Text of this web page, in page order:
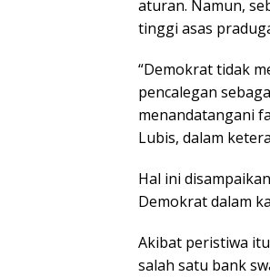
aturan. Namun,
tinggi asas
“Demokrat tidak
pencalegan
menandatangani
Lubis, dalam
Hal ini
Demokrat dalam
Akibat peristiwa
salah satu bank